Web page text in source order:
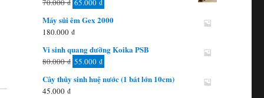
100.000 ₫.
65.000 ₫.
70.000₫
là:
65.000₫
tại
65.000 ₫.
Máy sủi êm Gex 2000
180.000 ₫
Vi sinh quang dưỡng Koika PSB
80.000₫ Giá
là:
55.000₫
tại
Cây thủy sinh huệ nước (1 bát lớn 10cm)
45.000 ₫